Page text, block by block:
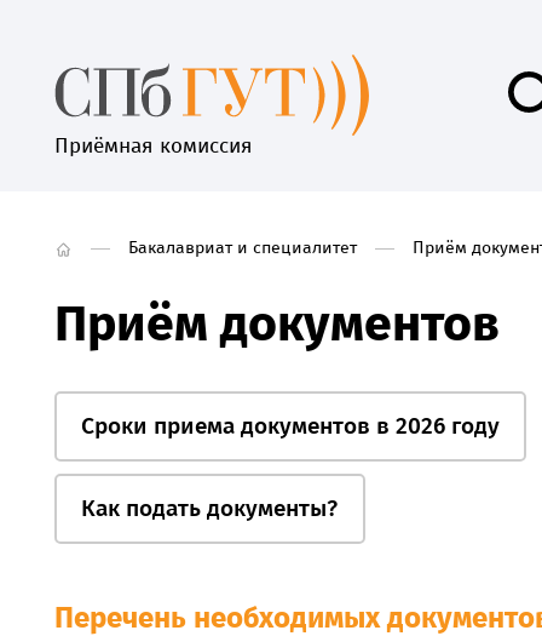
Приёмная комиссия
Бакалавриат и специалитет Приём
Приём документов
Сроки приема документов в 2026 году
Как подать документы?
Перечень необходимых